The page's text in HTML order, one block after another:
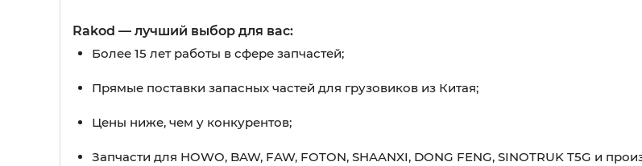
Rakod — лучший выбор для вас:
Более 15 лет работы в сфере запчастей;
Прямые поставки запасных частей для грузовиков из Китая;
Цены ниже, чем у конкурентов;
Запчасти для HOWO, BAW, FAW, FOTON, SHAANXI, DONG FENG, SINOTRUK T5G и